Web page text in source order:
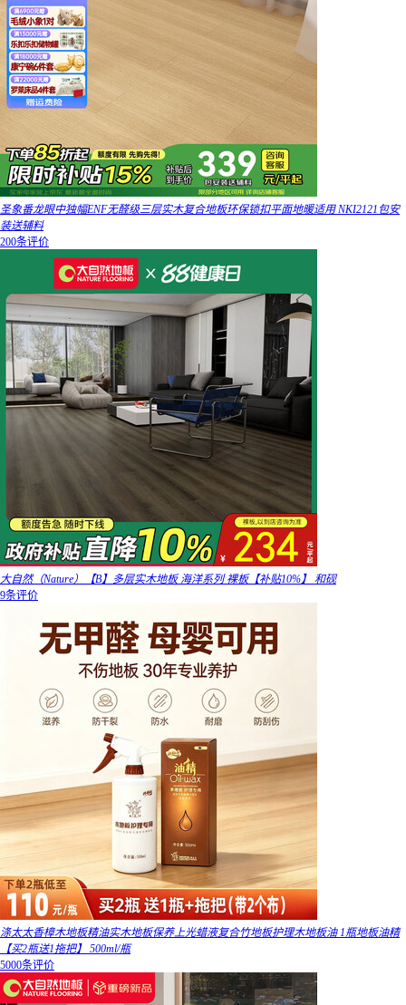
圣象番龙眼中独幅ENF无醛级三层实木复合地板环保锁扣平面地暖适用 NKI2121包安
装送辅料
200条评价
大自然（Nature）【B】多层实木地板 海洋系列 裸板【补贴10%】 和砚
9条评价
涤太太香樟木地板精油实木地板保养上光蜡液复合竹地板护理木地板油 1瓶地板油精
【买2瓶送1拖把】 500ml/瓶
5000条评价